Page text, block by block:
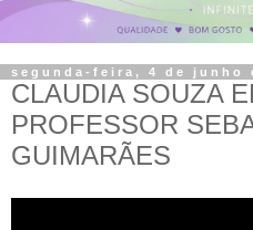
segunda-feira, 4 de junho
CLAUDIA SOUZA
PROFESSOR
GUIMARÃES